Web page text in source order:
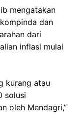
mengatakan
dan
dari
inflasi mulai
kurang atau
solusi
oleh Mendagri,”